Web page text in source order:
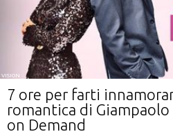
VISION
7 ore per farti
romantica di
on Demand